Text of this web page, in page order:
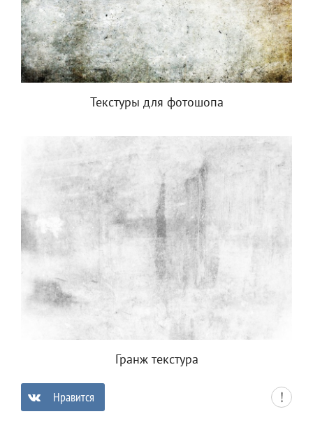
Текстуры для фотошопа
Гранж текстура
Нравится